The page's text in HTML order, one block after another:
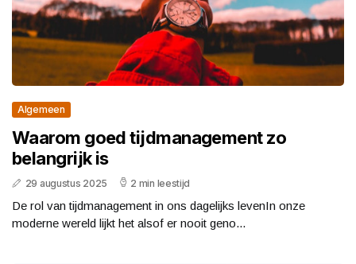
Algemeen
Waarom goed tijdmanagement zo
belangrijk is
29 augustus 2025 2 min leestijd
De rol van tijdmanagement in ons dagelijks levenIn onze
moderne wereld lijkt het alsof er nooit geno...